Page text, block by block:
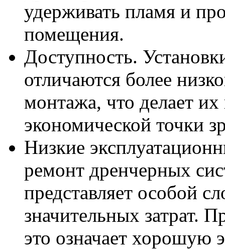
удерживать пламя и
помещения.
Доступность.
отличаются более
монтажа, что делает
экономической точки
Низкие
ремонт дренчерных
представляет особой
значительных затрат.
это означает хорошую